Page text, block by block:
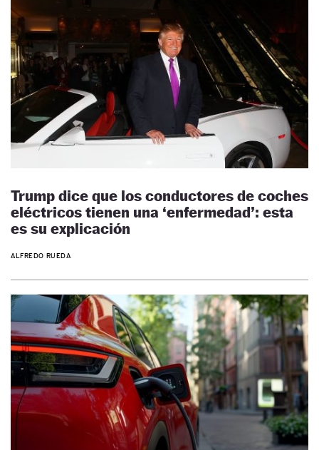
Trump dice que los conductores de coches
eléctricos tienen una ‘enfermedad’: esta
es su explicación
ALFREDO RUEDA